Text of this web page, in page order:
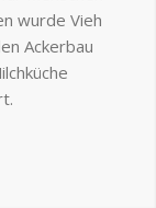
wurde Vieh
Ackerbau